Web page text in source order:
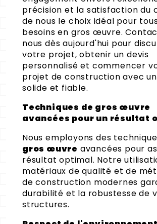
précision et la satisfaction du
de nous le choix idéal pour
besoins en gros œuvre.
nous dès aujourd'hui pour
votre projet, obtenir un devis
personnalisé et commencer
projet de construction avec
solide et fiable.
Techniques de gros œuvre
avancées pour un résultat
Nous employons des
gros œuvre avancées pour
résultat optimal. Notre
matériaux de qualité et de
de construction modernes
durabilité et la robustesse de
structures.